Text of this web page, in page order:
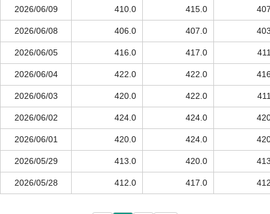
2026/06/09 410.0 415.0
2026/06/08 406.0 407.0
2026/06/05 416.0 417.0
2026/06/04 422.0 422.0
2026/06/03 420.0 422.0
2026/06/02 424.0 424.0
2026/06/01 420.0 424.0
2026/05/29 413.0 420.0
2026/05/28 412.0 417.0